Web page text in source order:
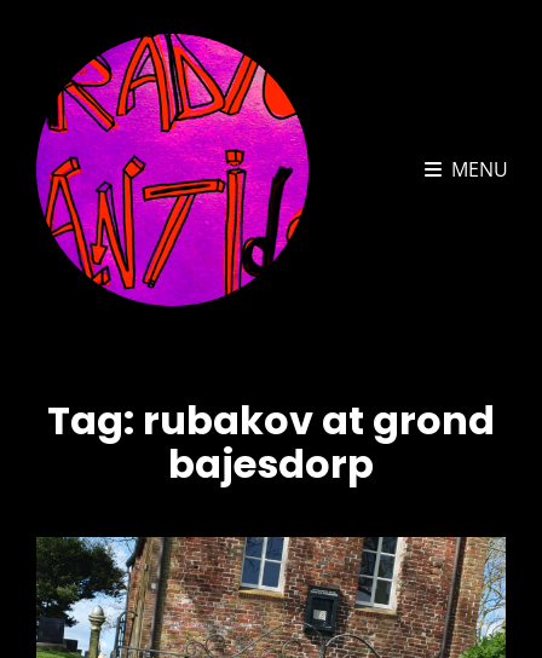
MENU
Tag: rubakov at grond
bajesdorp